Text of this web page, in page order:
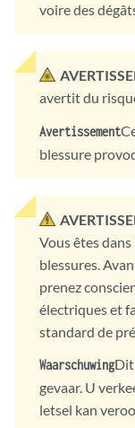
voire des
avertit du
Avertissement
blessure
Vous êtes
blessures.
prenez
électriques et
standard de
WaarschuwingDit
gevaar. U
letsel kan